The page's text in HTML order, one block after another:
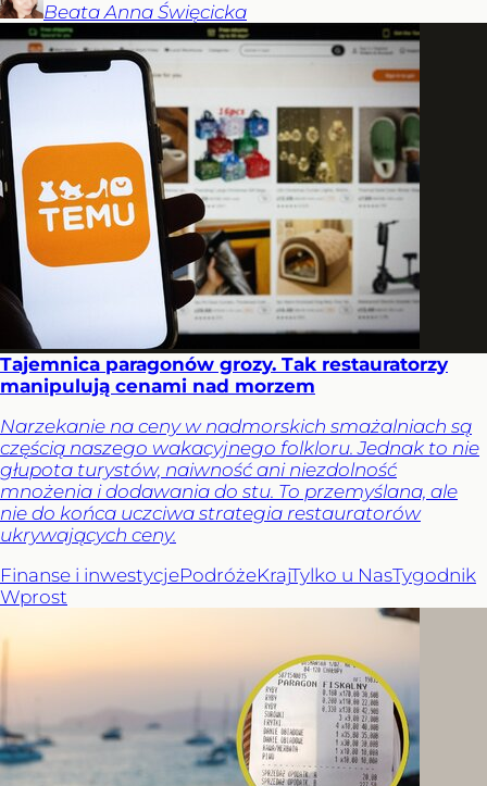
Beata Anna Święcicka
Tajemnica paragonów grozy. Tak restauratorzy
manipulują cenami nad morzem
Narzekanie na ceny w nadmorskich smażalniach są
częścią naszego wakacyjnego folkloru. Jednak to nie
głupota turystów, naiwność ani niezdolność
mnożenia i dodawania do stu. To przemyślana, ale
nie do końca uczciwa strategia restauratorów
ukrywających ceny.
Finanse i inwestycjePodróżeKrajTylko u NasTygodnik
Wprost